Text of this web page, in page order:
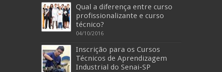
Qual a diferença entre curso
profissionalizante e curso
técnico?
04/10/2016
Inscrição para os Cursos
Técnicos de Aprendizagem
Industrial do Senai-SP